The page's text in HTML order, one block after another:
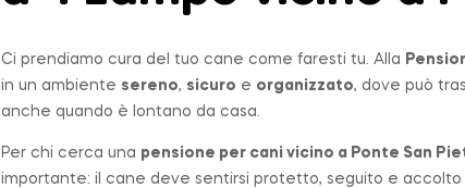
Ci prendiamo cura del tuo cane come faresti tu. Alla
in un ambiente sereno, sicuro e organizzato, dove può
anche quando è lontano da casa.
Per chi cerca una pensione per cani vicino a Ponte San
importante: il cane deve sentirsi protetto, seguito e accolto